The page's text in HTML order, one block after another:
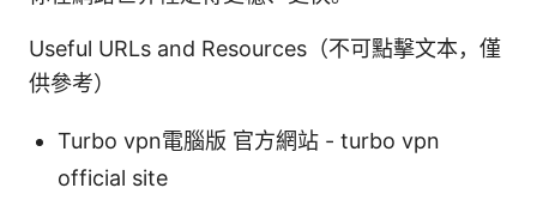
Useful URLs and Resources（不可點擊文本，僅
供參考）
Turbo vpn電腦版 官方網站 - turbo vpn
official site